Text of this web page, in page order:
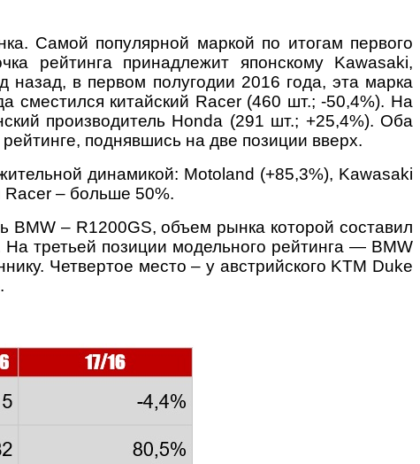
Самой популярной маркой по итогам первого
рейтинга принадлежит японскому Kawasaki,
назад, в первом полугодии 2016 года, эта марка
китайский Racer (460 шт.; -50,4%). На
производитель Honda (291 шт.; +25,4%). Оба
поднявшись на две позиции вверх.
динамикой: Motoland (+85,3%), Kawasaki
Racer – больше 50%.
BMW – R1200GS, объем рынка которой составил
третьей позиции модельного рейтинга — BMW
Четвертое место – у австрийского KTM Duke